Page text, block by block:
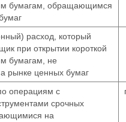
бумагам, обращающимся
расход, который
при открытии короткой
бумагам, не
рынке ценных бумаг
операциям с
срочных
на